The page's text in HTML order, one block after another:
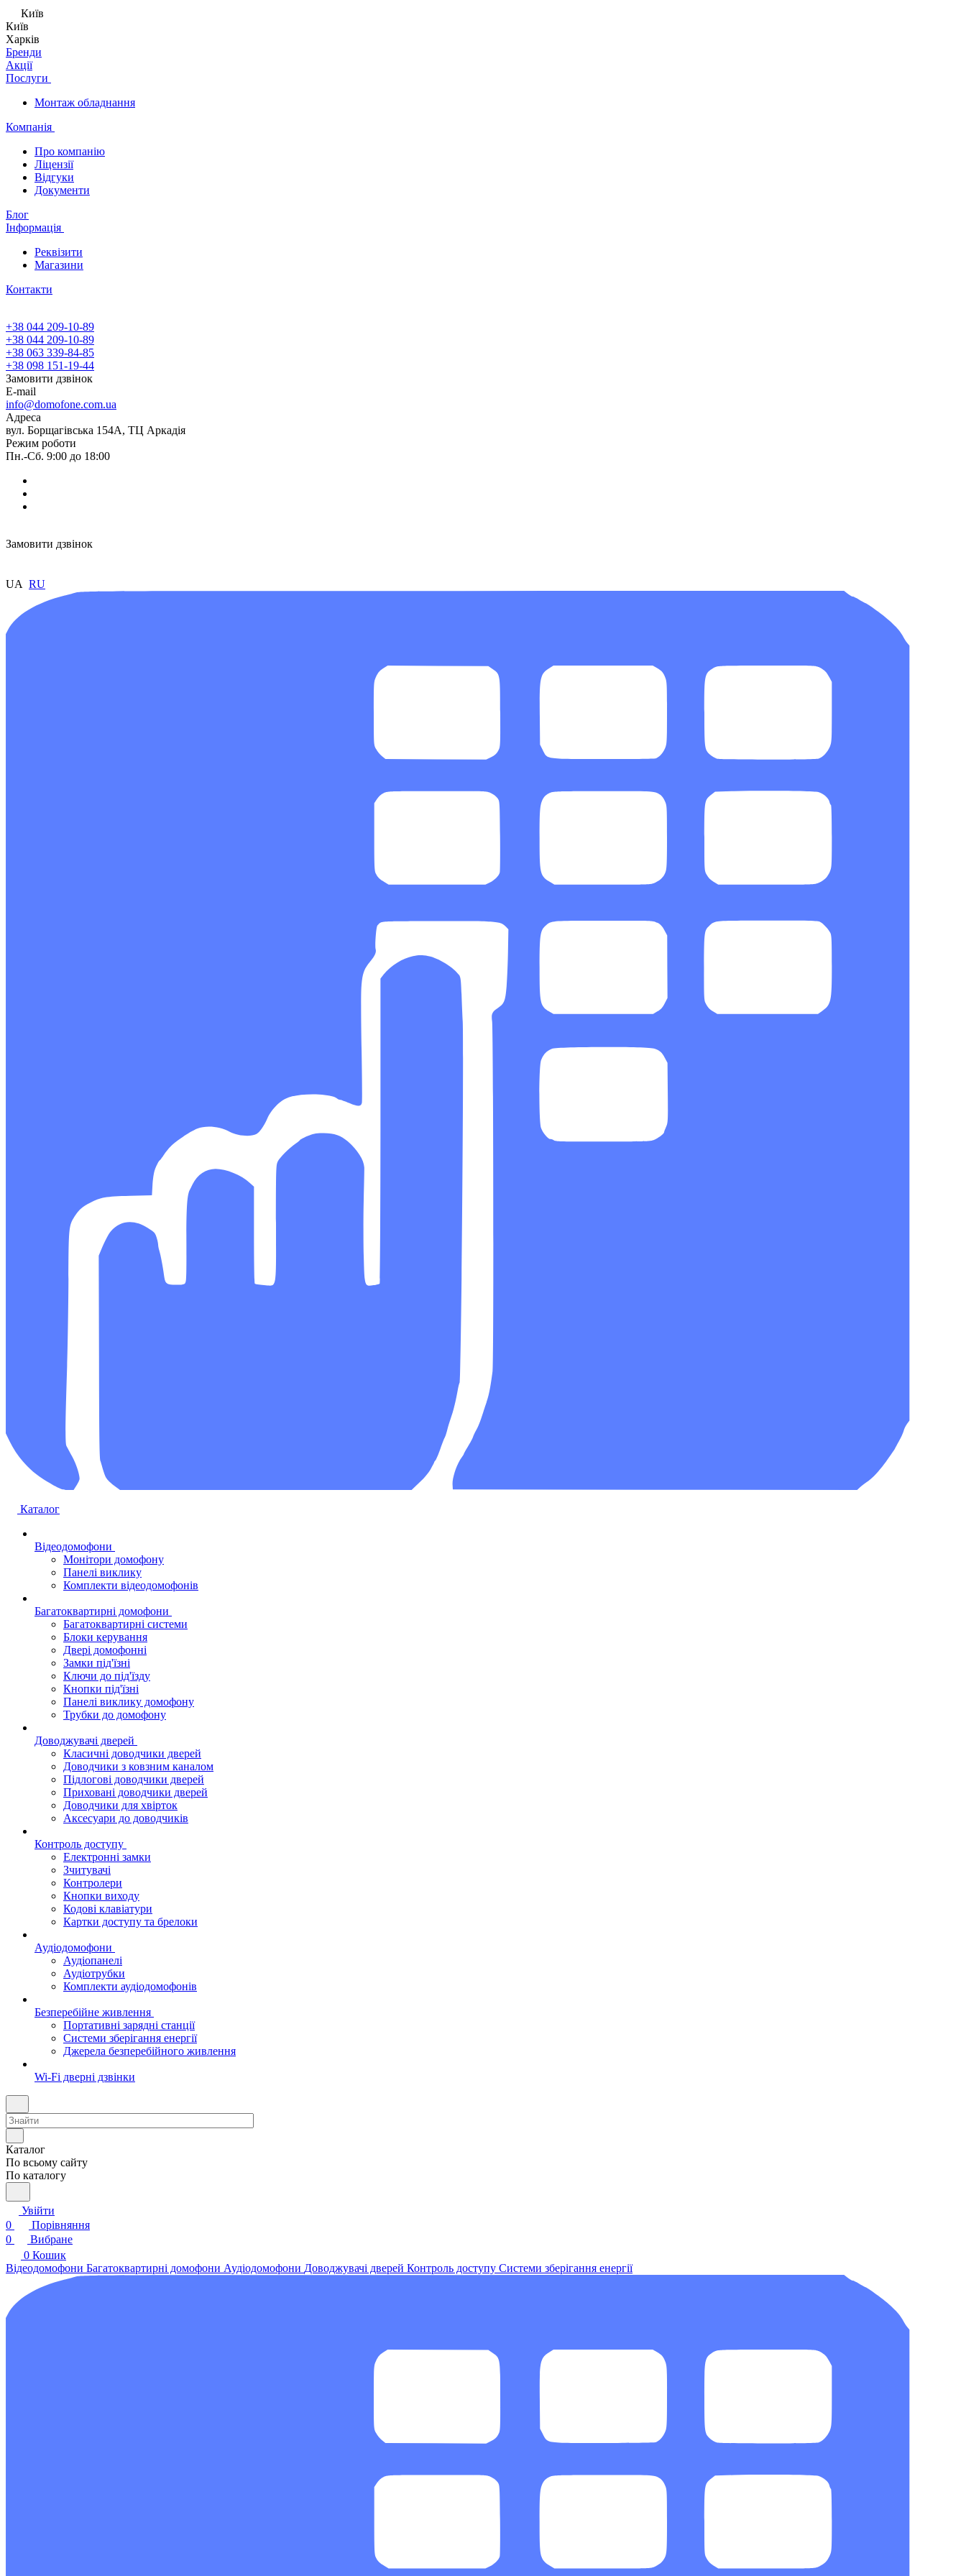
Київ
Київ
Харків
Бренди
Акції
Послуги
Монтаж обладнання
Компанія
Про компанію
Ліцензії
Відгуки
Документи
Блог
Інформація
Реквізити
Магазини
Контакти
+38 044 209-10-89
+38 044 209-10-89
+38 063 339-84-85
+38 098 151-19-44
Замовити дзвінок
E-mail
info@domofone.com.ua
Адреса
вул. Борщагівська 154А, ТЦ Аркадія
Режим роботи
Пн.-Сб. 9:00 до 18:00
Замовити дзвінок
UA RU
Каталог
Відеодомофони
Монітори домофону
Панелі виклику
Комплекти відеодомофонів
Багатоквартирні домофони
Багатоквартирні системи
Блоки керування
Двері домофонні
Замки під'їзні
Ключи до під'їзду
Кнопки під'їзні
Панелі виклику домофону
Трубки до домофону
Доводжувачі дверей
Класичні доводчики дверей
Доводчики з ковзним каналом
Підлогові доводчики дверей
Приховані доводчики дверей
Доводчики для хвірток
Аксесуари до доводчиків
Контроль доступу
Електронні замки
Зчитувачі
Контролери
Кнопки виходу
Кодові клавіатури
Картки доступу та брелоки
Аудіодомофони
Аудіопанелі
Аудіотрубки
Комплекти аудіодомофонів
Безперебійне живлення
Портативні зарядні станції
Системи зберігання енергії
Джерела безперебійного живлення
Wi-Fi дверні дзвінки
Каталог
По всьому сайту
По каталогу
Увійти
0
Порівняння
0
Вибране
0 Кошик
Відеодомофони Багатоквартирні домофони Аудіодомофони Доводжувачі дверей Контроль доступу Системи зберігання енергії